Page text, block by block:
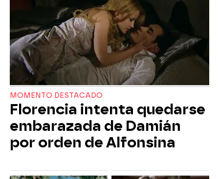
MOMENTO DESTACADO
Florencia intenta quedarse
embarazada de Damián
por orden de Alfonsina